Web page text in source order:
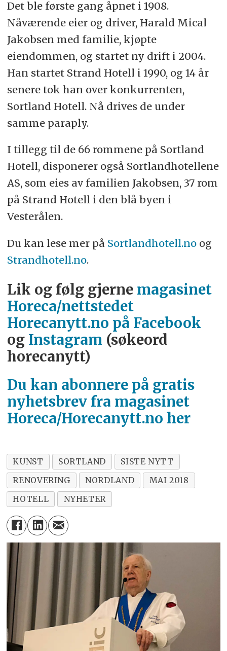
Det ble første gang åpnet i 1908.
Nåværende eier og driver, Harald Mical
Jakobsen med familie, kjøpte
eiendommen, og startet ny drift i 2004.
Han startet Strand Hotell i 1990, og 14 år
senere tok han over konkurrenten,
Sortland Hotell. Nå drives de under
samme paraply.
I tillegg til de 66 rommene på Sortland
Hotell, disponerer også Sortlandhotellene
AS, som eies av familien Jakobsen, 37 rom
på Strand Hotell i den blå byen i
Vesterålen.
Du kan lese mer på Sortlandhotell.noog
Strandhotell.no.
Lik og følg gjerne magasinet
Horeca/nettstedet
Horecanytt.no på Facebook
og Instagram (søkeord
horecanytt)
Du kan abonnere på gratis
nyhetsbrev fra magasinet
Horeca/Horecanytt.no her
KUNST SORTLAND
SISTE NYTT
RENOVERING
NORDLAND
MAI 2018
HOTELL
NYHETER